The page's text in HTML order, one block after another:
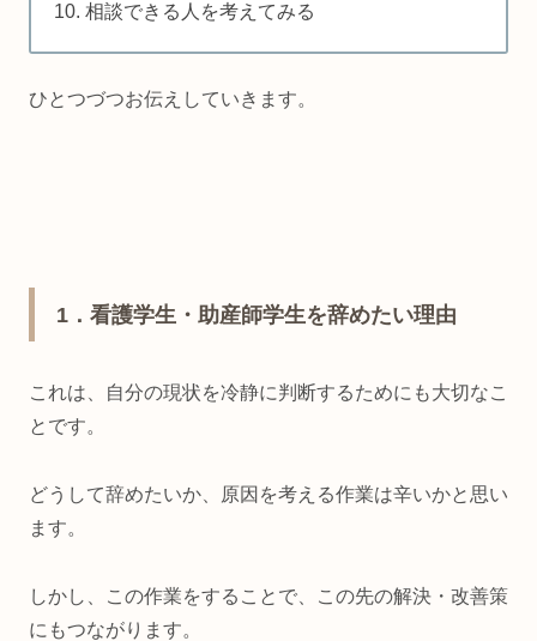
相談できる人を考えてみる
ひとつづつお伝えしていきます。
1 ．看護学生・助産師学生を辞めたい理由
これは、自分の現状を冷静に判断するためにも大切なこ
とです。
どうして辞めたいか、原因を考える作業は辛いかと思い
ます。
しかし、この作業をすることで、この先の解決・改善策
にもつながります。